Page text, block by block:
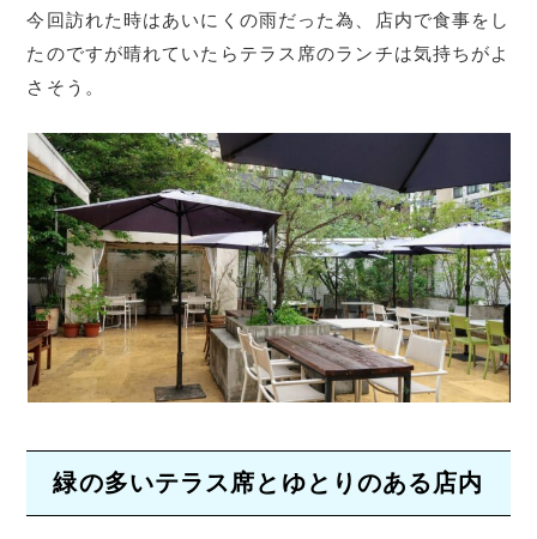
今回訪れた時はあいにくの雨だった為、店内で食事をし
たのですが晴れていたらテラス席のランチは気持ちがよ
さそう。
緑の多いテラス席とゆとりのある店内